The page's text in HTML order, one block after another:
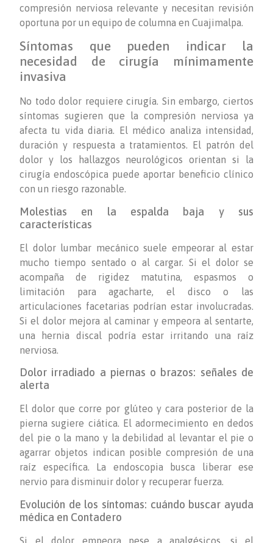
compresión nerviosa relevante y necesitan revisión
oportuna por un equipo de columna en Cuajimalpa.
Síntomas que pueden indicar la
necesidad de cirugía mínimamente
invasiva
No todo dolor requiere cirugía. Sin embargo, ciertos
síntomas sugieren que la compresión nerviosa ya
afecta tu vida diaria. El médico analiza intensidad,
duración y respuesta a tratamientos. El patrón del
dolor y los hallazgos neurológicos orientan si la
cirugía endoscópica puede aportar beneficio clínico
con un riesgo razonable.
Molestias en la espalda baja y sus
características
El dolor lumbar mecánico suele empeorar al estar
mucho tiempo sentado o al cargar. Si el dolor se
acompaña de rigidez matutina, espasmos o
limitación para agacharte, el disco o las
articulaciones facetarias podrían estar involucradas.
Si el dolor mejora al caminar y empeora al sentarte,
una hernia discal podría estar irritando una raíz
nerviosa.
Dolor irradiado a piernas o brazos: señales de
alerta
El dolor que corre por glúteo y cara posterior de la
pierna sugiere ciática. El adormecimiento en dedos
del pie o la mano y la debilidad al levantar el pie o
agarrar objetos indican posible compresión de una
raíz específica. La endoscopia busca liberar ese
nervio para disminuir dolor y recuperar fuerza.
Evolución de los síntomas: cuándo buscar ayuda
médica en Contadero
Si el dolor empeora pese a analgésicos, si el